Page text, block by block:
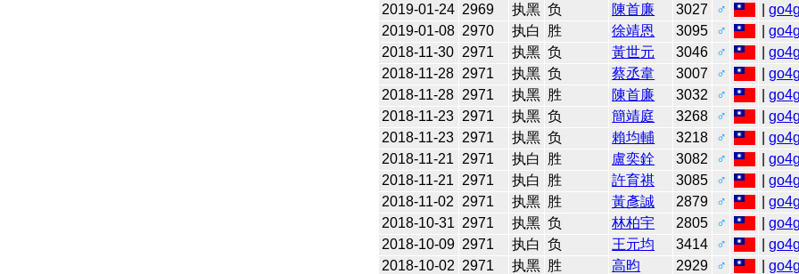
2019-01-24 2969 执黑 负 陳首廉 3027 ♂ |
2019-01-08 2970 执白 胜 徐靖恩 3095 ♂ |
2018-11-30 2971 执黑 负 黃世元 3046 ♂ |
2018-11-28 2971 执黑 负 蔡丞韋 3007 ♂ |
2018-11-28 2971 执黑 胜 陳首廉 3032 ♂ |
2018-11-23 2971 执黑 负 簡靖庭 3268 ♂ |
2018-11-23 2971 执黑 负 賴均輔 3218 ♂ |
2018-11-21
2971 执白 胜 盧奕銓 3082 ♂ |
2018-11-21
2971 执白 胜 許育祺 3085 ♂ |
2018-11-02
2971 执黑 胜 黃彥誠 2879 ♂ |
2018-10-31 2971 执黑 负 林柏宇 2805 ♂ |
2018-10-09 2971 执白 负 王元均 3414 ♂ |
2018-10-02 2971 执黑 胜 高昀 2929 ♂ |